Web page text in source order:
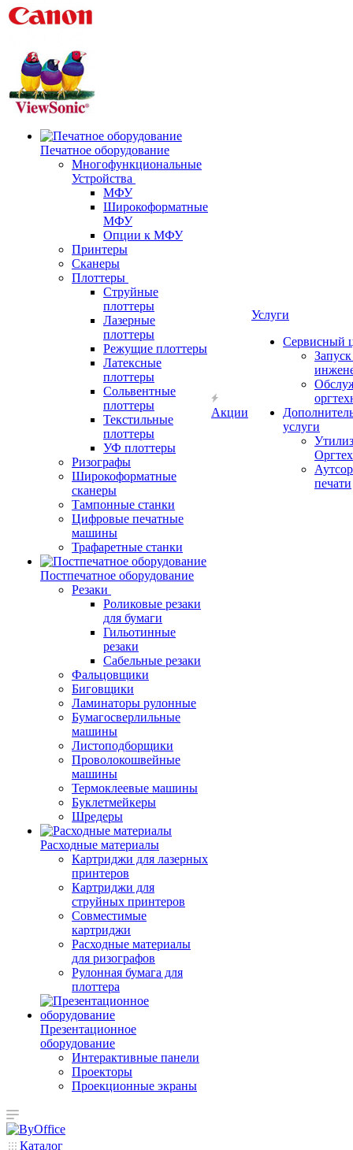
Печатное оборудование
Многофункциональные
Устройства
МФУ
Широкоформатные
МФУ
Опции к МФУ
Принтеры
Сканеры
Плоттеры
Струйные
плоттеры
Лазерные
плоттеры
Режущие плоттеры
Латексные
плоттеры
Сольвентные
плоттеры
Текстильные
плоттеры
УФ плоттеры
Ризографы
Широкоформатные
сканеры
Тампонные станки
Цифровые печатные
машины
Трафаретные станки
Постпечатное оборудование
Резаки
Роликовые резаки
для бумаги
Гильотинные
резаки
Сабельные резаки
Фальцовщики
Биговщики
Ламинаторы рулонные
Бумагосверлильные
машины
Листоподборщики
Проволокошвейные
машины
Термоклеевые машины
Буклетмейкеры
Шредеры
Расходные материалы
Картриджи для лазерных
принтеров
Картриджи для
струйных принтеров
Совместимые
картриджи
Расходные материалы
для ризографов
Рулонная бумага для
плоттера
Презентационное
оборудование
Интерактивные панели
Проекторы
Проекционные экраны
Акции
Услуги
Сервисный
услуги
печати
Каталог